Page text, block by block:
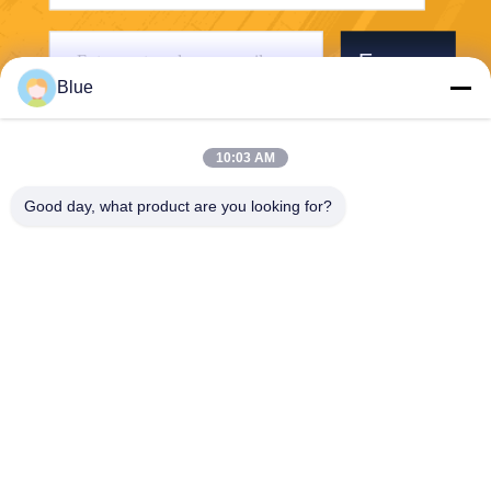
Envoyer
Blue
10:03 AM
Good day, what product are you looking for?